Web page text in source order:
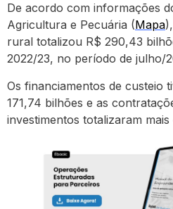
De acordo com informações
Agricultura e Pecuária (Mapa
rural totalizou R$ 290,43
2022/23, no período de julho/
Os financiamentos de custeio
171,74 bilhões e as
investimentos totalizaram